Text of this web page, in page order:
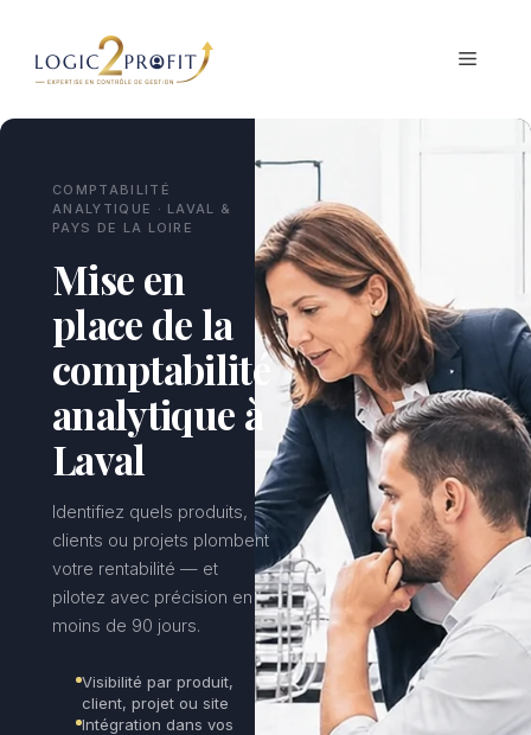
contenu
MENU
COMPTABILITÉ
ANALYTIQUE · LAVAL &
PAYS DE LA LOIRE
Mise en
place de la
comptabilité
analytique à
Laval
Identifiez quels produits,
clients ou projets plombent
votre rentabilité — et
pilotez avec précision en
moins de 90 jours.
Visibilité par produit,
client, projet ou site
Intégration dans vos